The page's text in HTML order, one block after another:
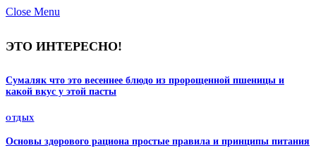
Close Menu
ЭТО ИНТЕРЕСНО!
Сумаляк что это весеннее блюдо из пророщенной пшеницы и
какой вкус у этой пасты
ОТДЫХ
Основы здорового рациона простые правила и принципы питания